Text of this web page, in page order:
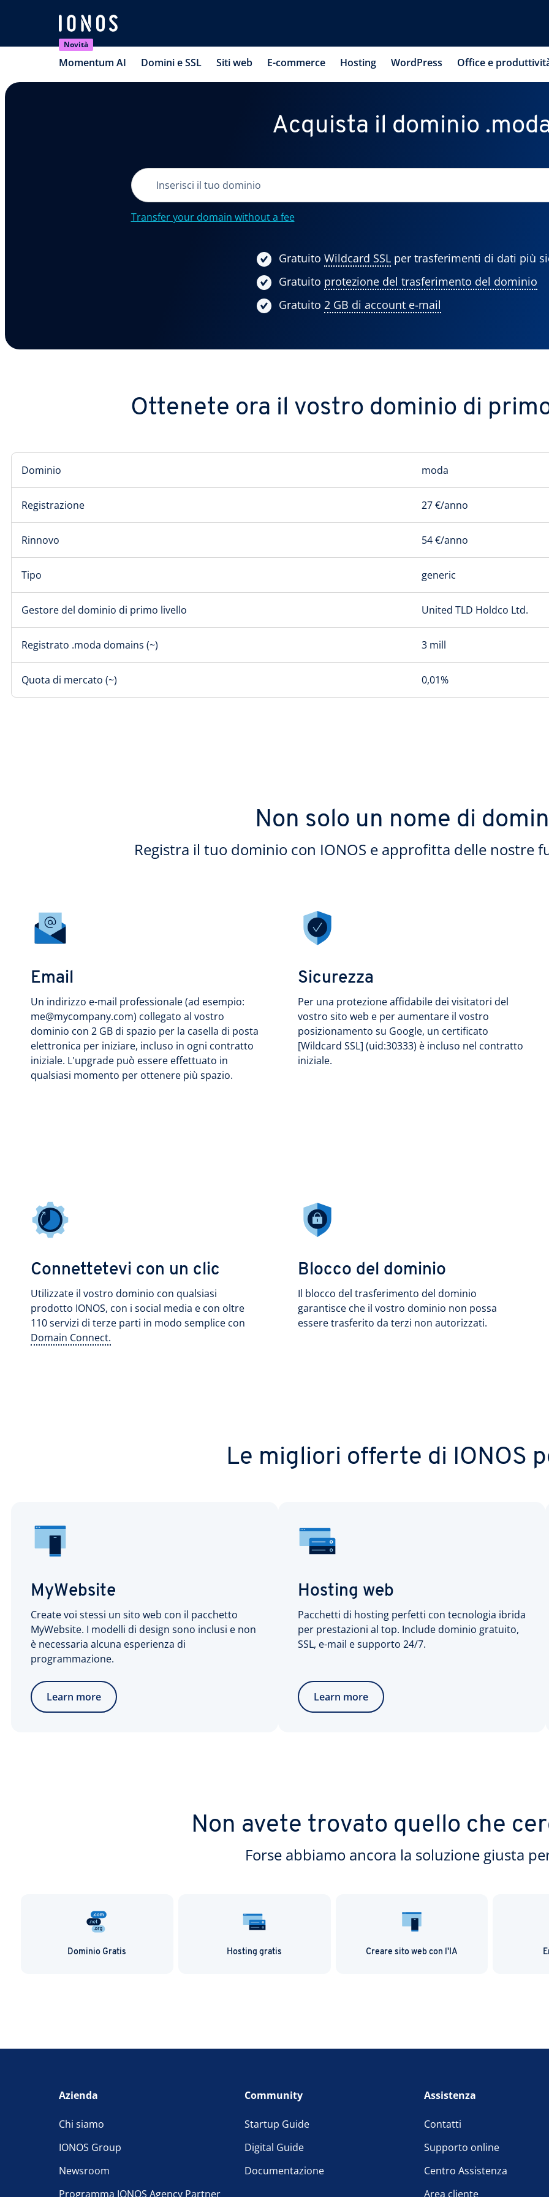
Novità
Momentum AI Domini e SSL Siti web E-commerce Hosting WordPress Office e
Acquista il dominio
Transfer your domain without a fee
Gratuito Wildcard SSLper trasferimenti di dati più
Gratuito protezione del trasferimento del dominio
Gratuito 2 GB di account e-mail
Ottenete ora il vostro dominio di
Dominio moda
Registrazione 27 €/anno
Rinnovo 54 €/anno
Tipo generic
Gestore del dominio di primo livello United TLD Holdco Ltd.
Registrato .moda domains (~) 3 mill
Quota di mercato (~) 0,01%
Non solo un nome di
Registra il tuo dominio con IONOS e approfitta delle nostre
Email
Un indirizzo e-mail professionale (ad esempio:
me@mycompany.com) collegato al vostro
dominio con 2 GB di spazio per la casella di posta
elettronica per iniziare, incluso in ogni contratto
iniziale. L'upgrade può essere effettuato in
qualsiasi momento per ottenere più spazio.
Sicurezza
Per una protezione affidabile dei visitatori del
vostro sito web e per aumentare il vostro
posizionamento su Google, un certificato
[Wildcard SSL] (uid:30333) è incluso nel contratto
iniziale.
Connettetevi con un clic
Utilizzate il vostro dominio con qualsiasi
prodotto IONOS, con i social media e con oltre
110 servizi di terze parti in modo semplice con
Domain Connect.
Blocco del dominio
Il blocco del trasferimento del dominio
garantisce che il vostro dominio non possa
essere trasferito da terzi non autorizzati.
Le migliori offerte di IONOS
MyWebsite
Create voi stessi un sito web con il pacchetto
MyWebsite. I modelli di design sono inclusi e non
è necessaria alcuna esperienza di
programmazione.
Learn more
Hosting web
Pacchetti di hosting perfetti con tecnologia ibrida
per prestazioni al top. Include dominio gratuito,
SSL, e-mail e supporto 24/7.
Learn more
Non avete trovato quello che
Forse abbiamo ancora la soluzione giusta
Dominio Gratis Hosting gratis Creare sito web con l'IA
Azienda
Chi siamo
IONOS Group
Newsroom
Programma IONOS Agency Partner
Community
Startup Guide
Digital Guide
Documentazione
Assistenza
Contatti
Supporto online
Centro Assistenza
Area cliente